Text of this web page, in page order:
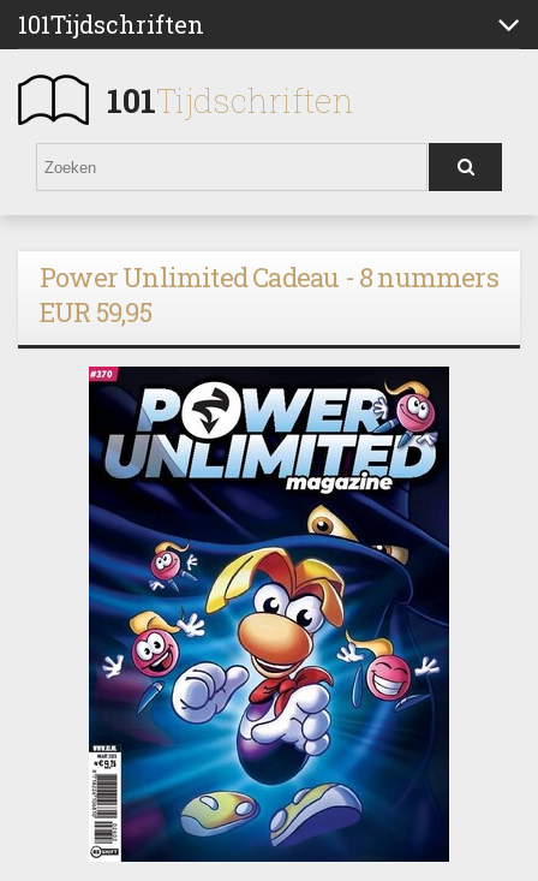
101Tijdschriften
101Tijdschriften
Power Unlimited Cadeau - 8 nummers
EUR 59,95